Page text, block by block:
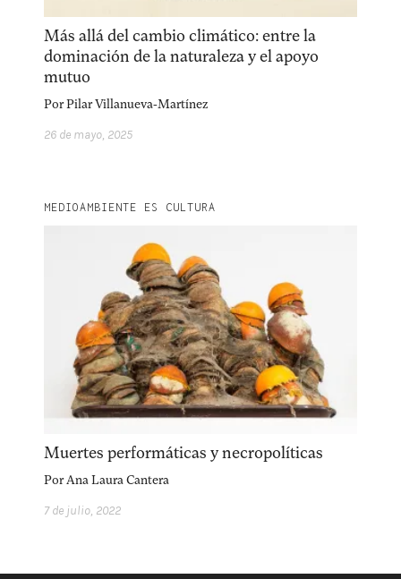
Más allá del cambio climático: entre la
dominación de la naturaleza y el apoyo
mutuo
PorPilar Villanueva-Martínez
26 de mayo, 2025
MEDIOAMBIENTE ES CULTURA
Muertes performáticas y necropolíticas
PorAna Laura Cantera
7 de julio, 2022
facebook instagram
pinterest
acerca
equipo política de envíos